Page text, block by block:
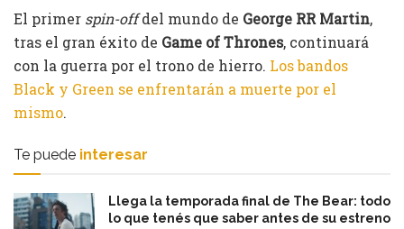
El primer spin-offdel mundo de George RR Martin,
tras el gran éxito de Game of Thrones, continuará
con la guerra por el trono de hierro. Los bandos
Black y Green se enfrentarán a muerte por el
mismo.
Te puede interesar
Llega la temporada final de The Bear: todo
lo que tenés que saber antes de su estreno